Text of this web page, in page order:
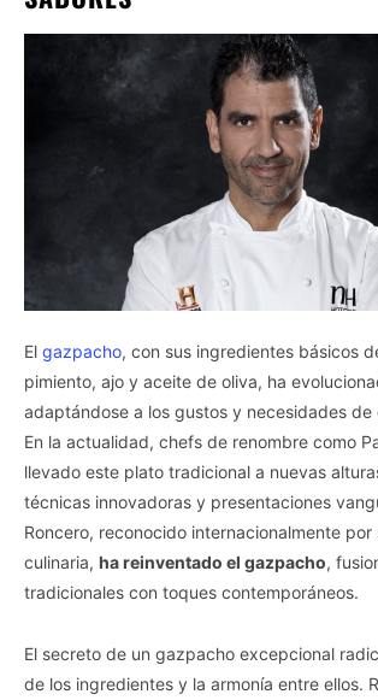
El gazpacho, con sus ingredientes básicos
pimiento, ajo y aceite de oliva, ha
adaptándose a los gustos y necesidades de
En la actualidad, chefs de renombre como
llevado este plato tradicional a nuevas
técnicas innovadoras y presentaciones
Roncero, reconocido internacionalmente por
culinaria, ha reinventado el gazpacho,
tradicionales con toques contemporáneos.
El secreto de un gazpacho excepcional
de los ingredientes y la armonía entre ellos.